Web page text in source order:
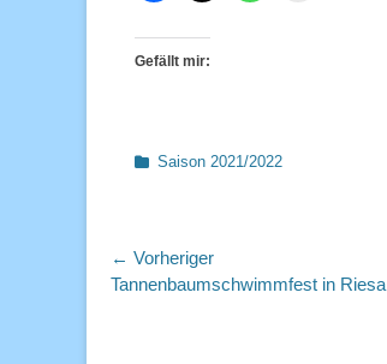
Gefällt mir:
Kategorien
Saison 2021/2022
Beitragsnavigation
← Vorheriger
Vorheriger
Tannenbaumschwimmfest in Riesa